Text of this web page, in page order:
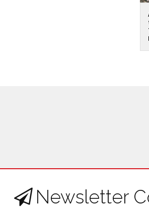
Newsletter